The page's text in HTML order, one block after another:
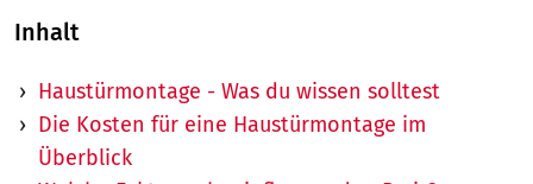
Inhalt
Haustürmontage - Was du wissen solltest
Die Kosten für eine Haustürmontage im
Überblick